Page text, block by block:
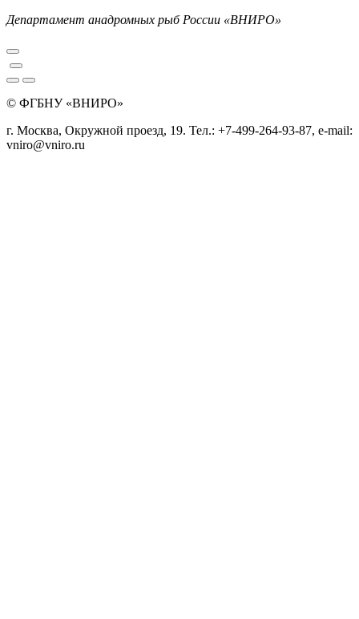
Департамент анадромных рыб России «ВНИРО»
© ФГБНУ «ВНИРО»
г. Москва, Окружной проезд, 19. Тел.: +7-499-264-93-87, e-mail:
vniro@vniro.ru